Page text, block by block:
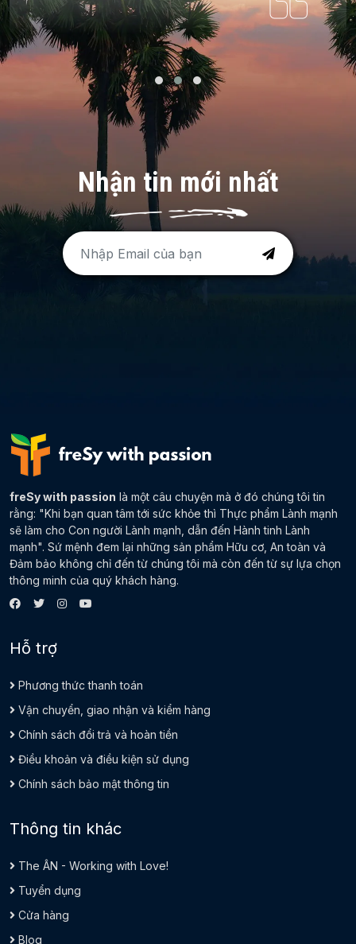
Nhận tin mới nhất
freSy with passion là một câu chuyện mà ở đó chúng tôi tin
rằng: "Khi bạn quan tâm tới sức khỏe thì Thực phẩm Lành mạnh
sẽ làm cho Con người Lành mạnh, dẫn đến Hành tinh Lành
mạnh". Sứ mệnh đem lại những sản phẩm Hữu cơ, An toàn và
Đảm bảo không chỉ đến từ chúng tôi mà còn đến từ sự lựa chọn
thông minh của quý khách hàng.
Hỗ trợ
Phương thức thanh toán
Vận chuyển, giao nhận và kiểm hàng
Chính sách đổi trả và hoàn tiền
Điều khoản và điều kiện sử dụng
Chính sách bảo mật thông tin
Thông tin khác
The ÂN - Working with Love!
Tuyển dụng
Cửa hàng
Blog